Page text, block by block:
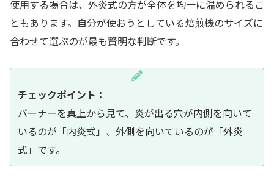
使用する場合は、外炎式の方が全体を均一に温められるこ
ともあります。自分が使おうとしている焙煎機のサイズに
合わせて選ぶのが最も賢明な判断です。
チェックポイント：
バーナーを真上から見て、炎が出る穴が内側を向いて
いるのが「内炎式」、外側を向いているのが「外炎
式」です。